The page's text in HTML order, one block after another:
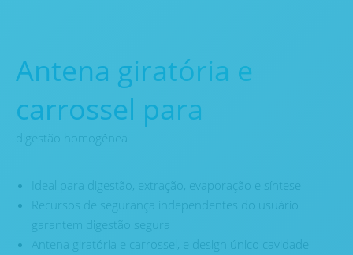
Antena giratória e
carrossel para
digestão homogênea
Ideal para digestão, extração, evaporação e síntese
Recursos de segurança independentes do usuário
garantem digestão segura
Antena giratória e carrossel, e design único cavidade